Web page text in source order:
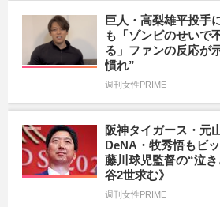
巨人・高梨雄平投手
も「ゾンビのせいで
る」ファンの反応が
慣れ”
週刊女性PRIME
阪神タイガース・元
DeNA・牧秀悟もビ
藤川球児監督の“泣
谷2世求む》
週刊女性PRIME